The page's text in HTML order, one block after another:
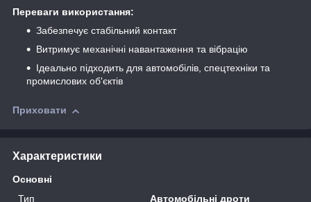
Переваги використання:
Забезпечує стабільний контакт
Витримує механічні навантаження та вібрацію
Ідеально підходить для автомобілів, спецтехніки та
промислових об'єктів
Приховати
Характеристики
Основні
Тип
Автомобільні дроти